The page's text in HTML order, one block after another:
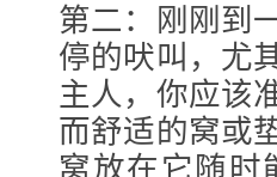
第二：刚刚到
停的吠叫，尤
主人，你应该
而舒适的窝或
窝放在它随时